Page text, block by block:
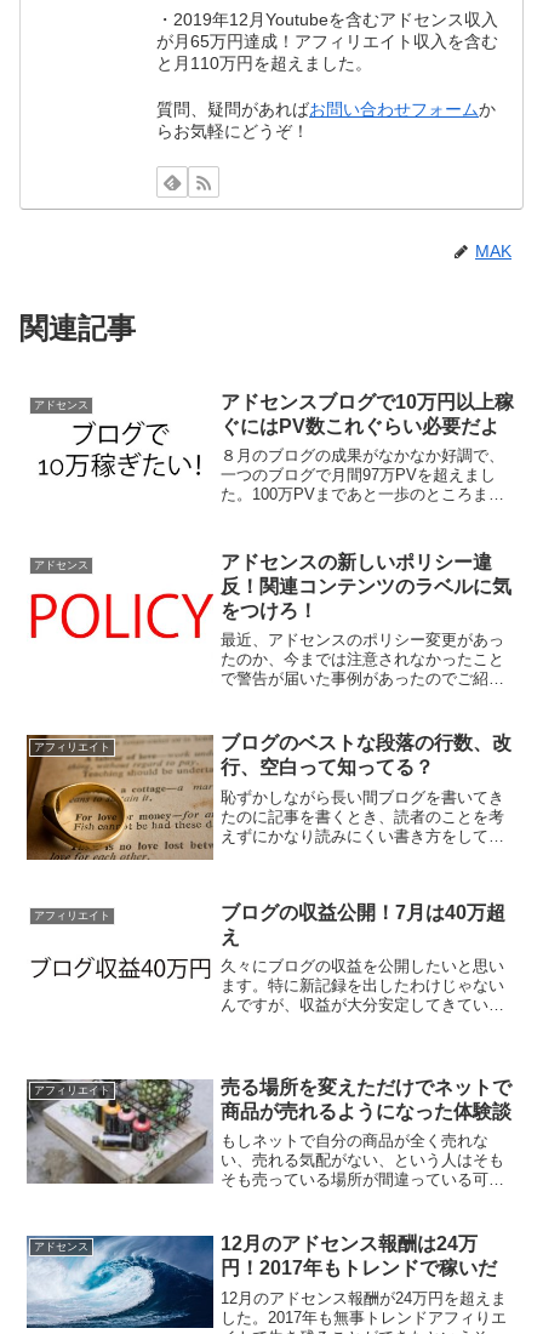
・2019年12月Youtubeを含むアドセンス収入
が月65万円達成！アフィリエイト収入を含む
と月110万円を超えました。
質問、疑問があればお問い合わせフォームか
らお気軽にどうぞ！
MAK
関連記事
アドセンス
アドセンスブログで10万円以上稼
ぐにはPV数これぐらい必要だよ
８月のブログの成果がなかなか好調で、
一つのブログで月間97万PVを超えまし
た。100万PVまであと一歩のところまで
アドセンス
アドセンスの新しいポリシー違
反！関連コンテンツのラベルに気
をつけろ！
最近、アドセンスのポリシー変更があっ
たのか、今までは注意されなかったこと
で警告が届いた事例があったのでご紹介
アフィリエイト
ブログのベストな段落の行数、改
行、空白って知ってる？
恥ずかしながら長い間ブログを書いてき
たのに記事を書くとき、読者のことを考
えずにかなり読みにくい書き方をしてい
とは一体どんなものなのか...
アフィリエイト
ブログの収益公開！7月は40万超
え
久々にブログの収益を公開したいと思い
ます。特に新記録を出したわけじゃない
んですが、収益が大分安定してきていま
アフィリエイト
売る場所を変えただけでネットで
商品が売れるようになった体験談
もしネットで自分の商品が全く売れな
い、売れる気配がない、という人はそも
そも売っている場所が間違っている可能
を紹介します。全く売れなかった有料
noteが売れるようになった...
アドセンス
12月のアドセンス報酬は24万
円！2017年もトレンドで稼いだ
12月のアドセンス報酬が24万円を超えま
した。2017年も無事トレンドアフィりエ